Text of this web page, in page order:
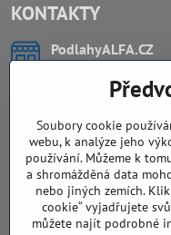
KONTAKTY
PodlahyALFA​.CZ
Záříčí, ev.č. 54
768 11 Chropyně
DIČ: CZ8103114129
Sklad, vzorkovna
Záříčí ev. č. 54
768 11 Chropyně
608 855 055
Soubory cookie
webu, k analýze jeho
používání. Můžeme k
a shromážděná data
nebo jiných zemích.
cookie“ vyjadřujete
můžete najít podrobné